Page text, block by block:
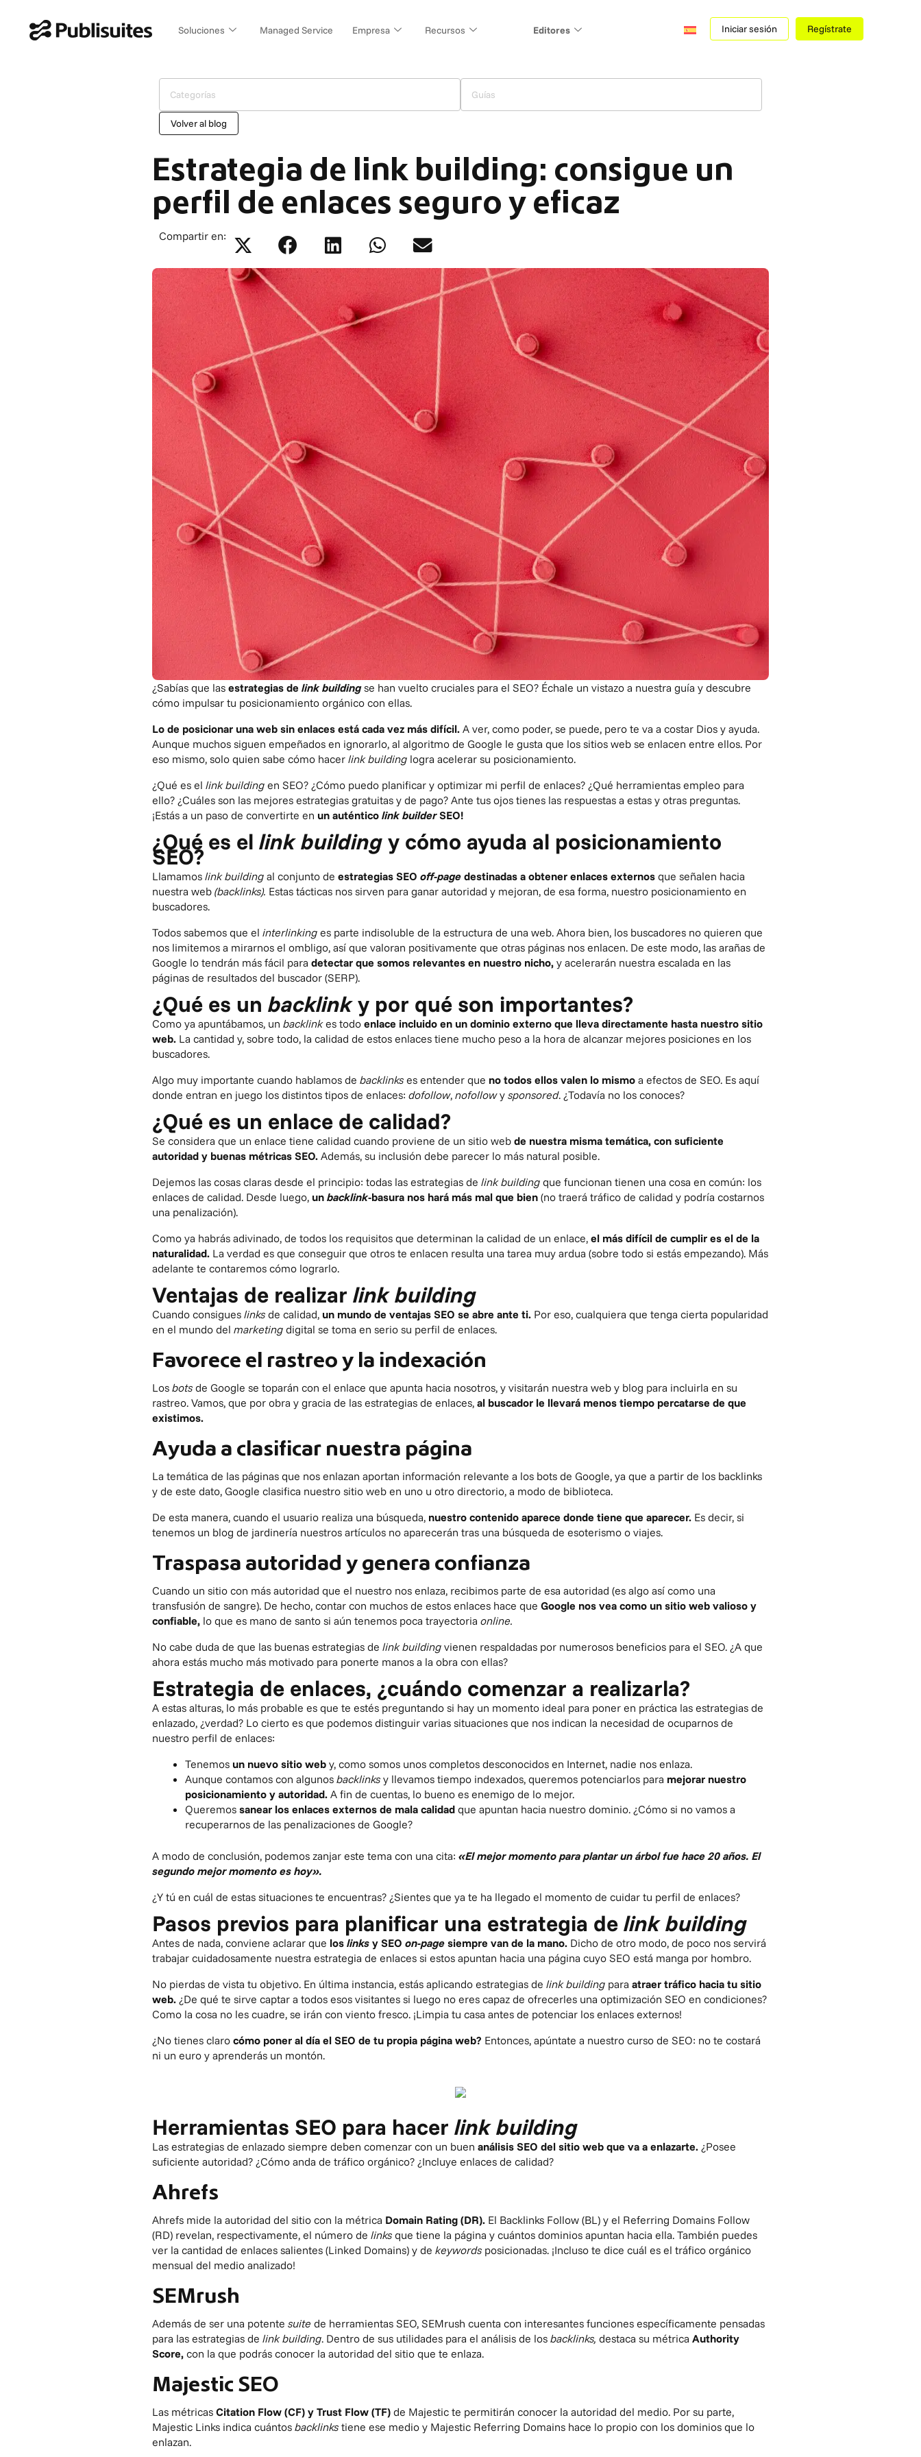
Soluciones Managed Service Empresa Recursos Editores Iniciar sesión Regístrate
Categorías
Volver al blog
Guías
Estrategia de link building: consigue un
perfil de enlaces seguro y eficaz
Compartir en:
¿Sabías que las estrategias de link buildingse han vuelto cruciales para el SEO? Échale un vistazo a nuestra guía y descubre
cómo impulsar tu posicionamiento orgánico con ellas.
Lo de posicionar una web sin enlaces está cada vez más difícil. A ver, como poder, se puede, pero te va a costar Dios y ayuda.
Aunque muchos siguen empeñados en ignorarlo, al algoritmo de Google le gusta que los sitios web se enlacen entre ellos. Por
eso mismo, solo quien sabe cómo hacer link building logra acelerar su posicionamiento.
¿Qué es el link building en SEO? ¿Cómo puedo planificar y optimizar mi perfil de enlaces? ¿Qué herramientas empleo para
ello? ¿Cuáles son las mejores estrategias gratuitas y de pago? Ante tus ojos tienes las respuestas a estas y otras preguntas.
¡Estás a un paso de convertirte en un auténtico link builderSEO!
¿Qué es el link building y cómo ayuda al posicionamiento
SEO?
Llamamos link building al conjunto de estrategias SEO off-page destinadas a obtener enlaces externos que señalen hacia
nuestra web (backlinks). Estas tácticas nos sirven para ganar autoridad y mejoran, de esa forma, nuestro posicionamiento en
buscadores.
Todos sabemos que el interlinking es parte indisoluble de la estructura de una web. Ahora bien, los buscadores no quieren que
nos limitemos a mirarnos el ombligo, así que valoran positivamente que otras páginas nos enlacen. De este modo, las arañas de
Google lo tendrán más fácil para detectar que somos relevantes en nuestro nicho, y acelerarán nuestra escalada en las
páginas de resultados del buscador (SERP).
¿Qué es un backlinky por qué son importantes?
Como ya apuntábamos, un backlinkes todo enlace incluido en un dominio externo que lleva directamente hasta nuestro sitio
web. La cantidad y, sobre todo, la calidad de estos enlaces tiene mucho peso a la hora de alcanzar mejores posiciones en los
buscadores.
Algo muy importante cuando hablamos de backlinks es entender que no todos ellos valen lo mismo a efectos de SEO. Es aquí
donde entran en juego los distintos tipos de enlaces: dofollow, nofollowy sponsored. ¿Todavía no los conoces?
¿Qué es un enlace de calidad?
Se considera que un enlace tiene calidad cuando proviene de un sitio web de nuestra misma temática, con suficiente
autoridad y buenas métricas SEO. Además, su inclusión debe parecer lo más natural posible.
Dejemos las cosas claras desde el principio: todas las estrategias de link building que funcionan tienen una cosa en común: los
enlaces de calidad. Desde luego, un backlink-basura nos hará más mal que bien (no traerá tráfico de calidad y podría costarnos
una penalización).
Como ya habrás adivinado, de todos los requisitos que determinan la calidad de un enlace, el más difícil de cumplir es el de la
naturalidad. La verdad es que conseguir que otros te enlacen resulta una tarea muy ardua (sobre todo si estás empezando). Más
adelante te contaremos cómo lograrlo.
Ventajas de realizar link building
Cuando consigues links de calidad, un mundo de ventajas SEO se abre ante ti. Por eso, cualquiera que tenga cierta popularidad
en el mundo del marketing digital se toma en serio su perfil de enlaces.
Favorece el rastreo y la indexación
Los bots de Google se toparán con el enlace que apunta hacia nosotros, y visitarán nuestra web y blog para incluirla en su
rastreo. Vamos, que por obra y gracia de las estrategias de enlaces, al buscador le llevará menos tiempo percatarse de que
existimos.
Ayuda a clasificar nuestra página
La temática de las páginas que nos enlazan aportan información relevante a los bots de Google, ya que a partir de los backlinks
y de este dato, Google clasifica nuestro sitio web en uno u otro directorio, a modo de biblioteca.
De esta manera, cuando el usuario realiza una búsqueda, nuestro contenido aparece donde tiene que aparecer. Es decir, si
tenemos un blog de jardinería nuestros artículos no aparecerán tras una búsqueda de esoterismo o viajes.
Traspasa autoridad y genera confianza
Cuando un sitio con más autoridad que el nuestro nos enlaza, recibimos parte de esa autoridad (es algo así como una
transfusión de sangre). De hecho, contar con muchos de estos enlaces hace que Google nos vea como un sitio web valioso y
confiable, lo que es mano de santo si aún tenemos poca trayectoria online.
No cabe duda de que las buenas estrategias de link building vienen respaldadas por numerosos beneficios para el SEO. ¿A que
ahora estás mucho más motivado para ponerte manos a la obra con ellas?
Estrategia de enlaces, ¿cuándo comenzar a realizarla?
A estas alturas, lo más probable es que te estés preguntando si hay un momento ideal para poner en práctica las estrategias de
enlazado, ¿verdad? Lo cierto es que podemos distinguir varias situaciones que nos indican la necesidad de ocuparnos de
nuestro perfil de enlaces:
Tenemos un nuevo sitio web y, como somos unos completos desconocidos en Internet, nadie nos enlaza.
Aunque contamos con algunos backlinks y llevamos tiempo indexados, queremos potenciarlos para mejorar nuestro
posicionamiento y autoridad. A fin de cuentas, lo bueno es enemigo de lo mejor.
Queremos sanear los enlaces externos de mala calidad que apuntan hacia nuestro dominio. ¿Cómo si no vamos a
recuperarnos de las penalizaciones de Google?
A modo de conclusión, podemos zanjar este tema con una cita: «El mejor momento para plantar un árbol fue hace 20 años. El
segundo mejor momento es hoy».
¿Y tú en cuál de estas situaciones te encuentras? ¿Sientes que ya te ha llegado el momento de cuidar tu perfil de enlaces?
Pasos previos para planificar una estrategia de link building
Antes de nada, conviene aclarar que los links y SEO on-page siempre van de la mano. Dicho de otro modo, de poco nos servirá
trabajar cuidadosamente nuestra estrategia de enlaces si estos apuntan hacia una página cuyo SEO está manga por hombro.
No pierdas de vista tu objetivo. En última instancia, estás aplicando estrategias de link building para atraer tráfico hacia tu sitio
web. ¿De qué te sirve captar a todos esos visitantes si luego no eres capaz de ofrecerles una optimización SEO en condiciones?
Como la cosa no les cuadre, se irán con viento fresco. ¡Limpia tu casa antes de potenciar los enlaces externos!
¿No tienes claro cómo poner al día el SEO de tu propia página web? Entonces, apúntate a nuestro curso de SEO: no te costará
ni un euro y aprenderás un montón.
Herramientas SEO para hacer link building
Las estrategias de enlazado siempre deben comenzar con un buen análisis SEO del sitio web que va a enlazarte. ¿Posee
suficiente autoridad? ¿Cómo anda de tráfico orgánico? ¿Incluye enlaces de calidad?
Ahrefs
Ahrefs mide la autoridad del sitio con la métrica Domain Rating (DR). El Backlinks Follow (BL) y el Referring Domains Follow
(RD) revelan, respectivamente, el número de links que tiene la página y cuántos dominios apuntan hacia ella. También puedes
ver la cantidad de enlaces salientes (Linked Domains) y de keywords posicionadas. ¡Incluso te dice cuál es el tráfico orgánico
mensual del medio analizado!
SEMrush
Además de ser una potente suite de herramientas SEO, SEMrush cuenta con interesantes funciones específicamente pensadas
para las estrategias de link building. Dentro de sus utilidades para el análisis de los backlinks, destaca su métrica Authority
Score, con la que podrás conocer la autoridad del sitio que te enlaza.
Majestic SEO
Las métricas Citation Flow (CF) y Trust Flow (TF) de Majestic te permitirán conocer la autoridad del medio. Por su parte,
Majestic Links indica cuántos backlinks tiene ese medio y Majestic Referring Domains hace lo propio con los dominios que lo
enlazan.